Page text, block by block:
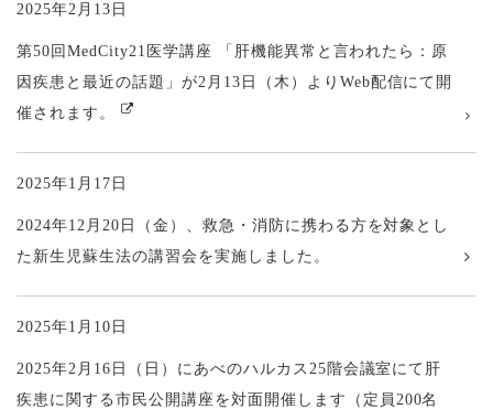
2025年2月13日
第50回MedCity21医学講座 「肝機能異常と言われたら：原
因疾患と最近の話題」が2月13日（木）よりWeb配信にて開
催されます。
2025年1月17日
2024年12月20日（金）、救急・消防に携わる方を対象とし
た新生児蘇生法の講習会を実施しました。
2025年1月10日
2025年2月16日（日）にあべのハルカス25階会議室にて肝
疾患に関する市民公開講座を対面開催します（定員200名